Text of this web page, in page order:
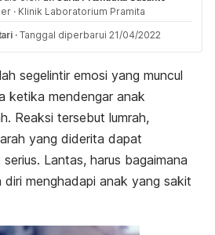
· Klinik Laboratorium Pramita
· Tanggal diperbarui 21/04/2022
segelintir emosi yang muncul
ketika mendengar anak
Reaksi tersebut lumrah,
yang diderita dapat
Lantas, harus bagaimana
menghadapi anak yang sakit